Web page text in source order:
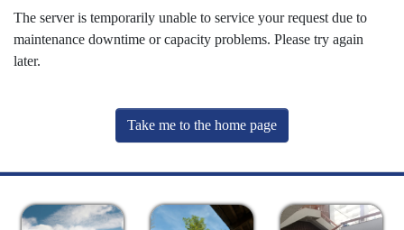
The server is temporarily unable to service your request due to
maintenance downtime or capacity problems. Please try again
later.
Take me to the home page